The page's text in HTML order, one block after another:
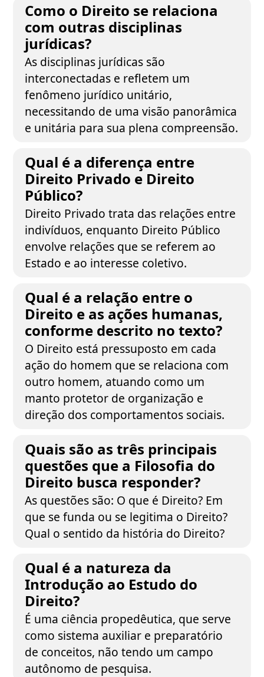
Como o Direito se relaciona
com outras disciplinas
jurídicas?
As disciplinas jurídicas são
interconectadas e refletem um
fenômeno jurídico unitário,
necessitando de uma visão panorâmica
e unitária para sua plena compreensão.
Qual é a diferença entre
Direito Privado e Direito
Público?
Direito Privado trata das relações entre
indivíduos, enquanto Direito Público
envolve relações que se referem ao
Estado e ao interesse coletivo.
Qual é a relação entre o
Direito e as ações humanas,
conforme descrito no texto?
O Direito está pressuposto em cada
ação do homem que se relaciona com
outro homem, atuando como um
manto protetor de organização e
direção dos comportamentos sociais.
Quais são as três principais
questões que a Filosofia do
Direito busca responder?
As questões são: O que é Direito? Em
que se funda ou se legitima o Direito?
Qual o sentido da história do Direito?
Qual é a natureza da
Introdução ao Estudo do
Direito?
É uma ciência propedêutica, que serve
como sistema auxiliar e preparatório
de conceitos, não tendo um campo
autônomo de pesquisa.